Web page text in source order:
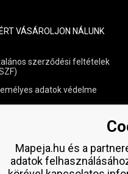
VÁSÁROLJON NÁLUNK
szerződési feltételek
adatok védelme
és szállítási áttekintés
Mapeja.hu és a
adatok